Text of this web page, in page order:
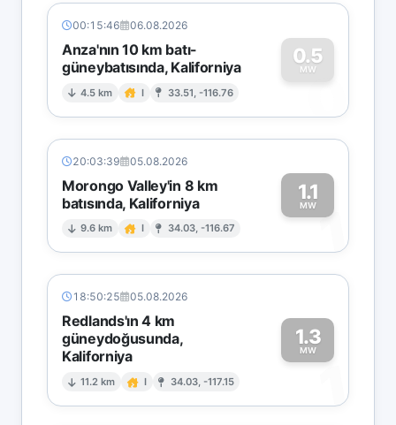
00:15:46 06.08.2026
Anza'nın 10 km batı-
güneybatısında, Kaliforniya
4.5 km I 33.51, -116.76
0.5
MW
0
20:03:39 05.08.2026
Morongo Valley'in 8 km
batısında, Kaliforniya
9.6 km I 34.03, -116.67
1.1
MW1
18:50:25 05.08.2026
Redlands'ın 4 km
güneydoğusunda,
Kaliforniya
11.2 km I 34.03, -117.15
1.3
MW
1